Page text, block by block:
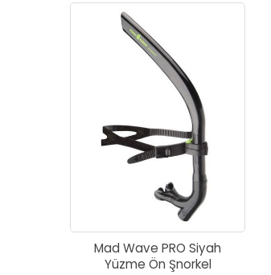
Mad Wave PRO Siyah
Yüzme Ön Şnorkel